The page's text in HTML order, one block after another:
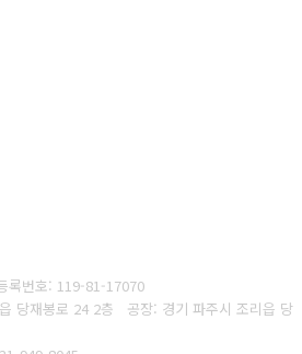
록번호: 119-81-17070
당재봉로 24 2층 공장: 경기 파주시 조리읍 당